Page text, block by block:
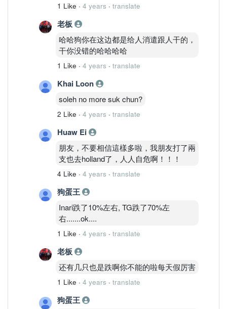
种病毒Delta的保护力为95%，保护效力
较对抗Delta稍微下降。对于已经接种第3
剂加强针的人，防重症的保护力亦达
93%。
报导又指出，Omicron的传染力虽然较
Delta高，但没有外界担心的那么高，大
约高1.3倍；至于未接种者感染Omicron
不过无论是霍罗威茨抑或以色列12频
道，都没有公开有关数据的来源。
1 Like · 4 years · translate
老板
哈哈狗你在这边都是给人消遣跟人干的，
干你没错的哈哈哈哈
1 Like · 4 years · translate
Khai Loon
soleh no more suk chun?
2 Like · 4 years · translate
Huaw Ei
朋友，不要相信這樣多啦，我朋友打了兩
支也去holland了，人人自危啊！！！
4 Like · 4 years · translate
狗蛋王
Inari跌了10%左右, TG跌了70%左
右.......ok....
1 Like · 4 years · translate
老板
还有几只也是跌啊你不能的啦每天假厉害
1 Like · 4 years · translate
狗蛋王